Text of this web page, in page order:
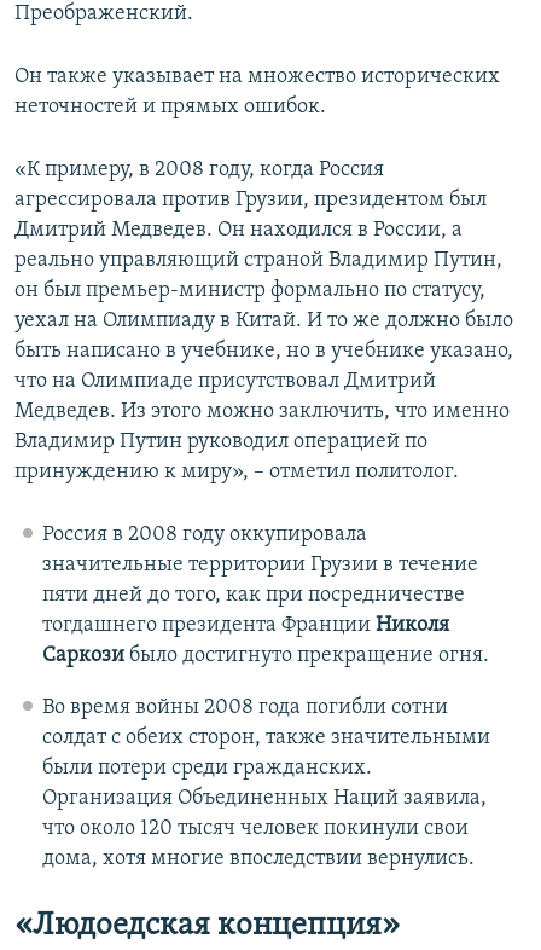
Преображенский.
Он также указывает на множество исторических
неточностей и прямых ошибок.
«К примеру, в 2008 году, когда Россия
агрессировала против Грузии, президентом был
Дмитрий Медведев. Он находился в России, а
реально управляющий страной Владимир Путин,
он был премьер-министр формально по статусу,
уехал на Олимпиаду в Китай. И то же должно было
быть написано в учебнике, но в учебнике указано,
что на Олимпиаде присутствовал Дмитрий
Медведев. Из этого можно заключить, что именно
Владимир Путин руководил операцией по
принуждению к миру», – отметил политолог.
Россия в 2008 году оккупировала
значительные территории Грузии в течение
пяти дней до того, как при посредничестве
тогдашнего президента Франции Николя
Саркози было достигнуто прекращение огня.
Во время войны 2008 года погибли сотни
солдат с обеих сторон, также значительными
были потери среди гражданских.
Организация Объединенных Наций заявила,
что около 120 тысяч человек покинули свои
дома, хотя многие впоследствии вернулись.
«Людоедская концепция»